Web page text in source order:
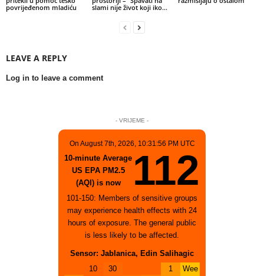
povrijeđenom mladiću
slami nije život koji iko...
LEAVE A REPLY
Log in to leave a comment
- VRIJEME -
On August 7th, 2026, 10:31:56 PM UTC
10-minute Average
US EPA PM2.5
(AQI) is now
112
101-150: Members of sensitive groups
may experience health effects with 24
hours of exposure. The general public
is less likely to be affected.
Sensor: Jablanica, Edin Salihagic
10
30
1
Wee